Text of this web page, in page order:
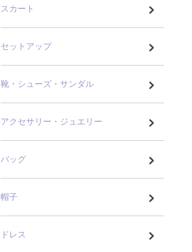
スカート
セットアップ
靴・シューズ・サンダル
アクセサリー・ジュエリー
バッグ
帽子
ドレス